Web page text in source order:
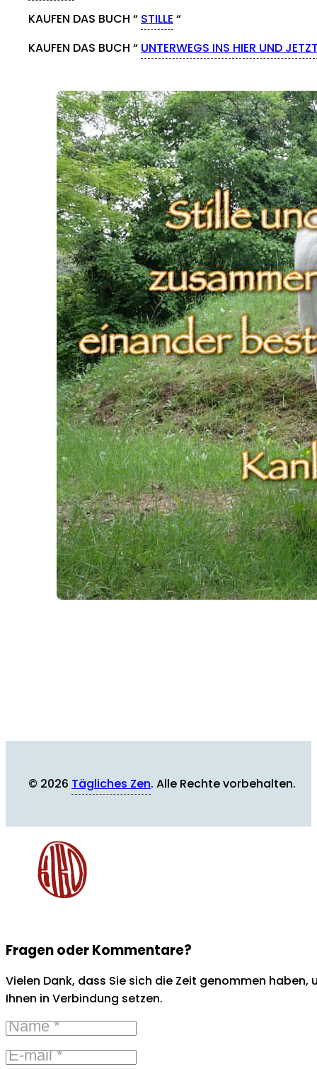
KAUFEN DAS BUCH “ STILLE “
KAUFEN DAS BUCH “ UNTERWEGS INS HIER UND
© 2026 Tägliches Zen. Alle Rechte vorbehalten.
Fragen oder Kommentare?
Vielen Dank, dass Sie sich die Zeit genommen
Ihnen in Verbindung setzen.